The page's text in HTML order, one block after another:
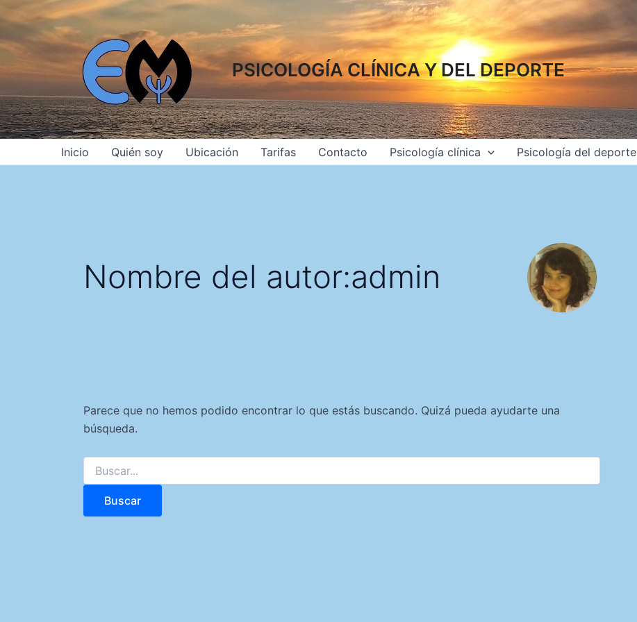
al
contenido
PSICOLOGÍA CLÍNICA Y DEL DEPORTE
Inicio Quién soy Ubicación Tarifas Contacto Psicología clínica Psicología del deporte
Nombre del autor:admin
Parece que no hemos podido encontrar lo que estás buscando. Quizá pueda ayudarte una
búsqueda.
Buscar
por: